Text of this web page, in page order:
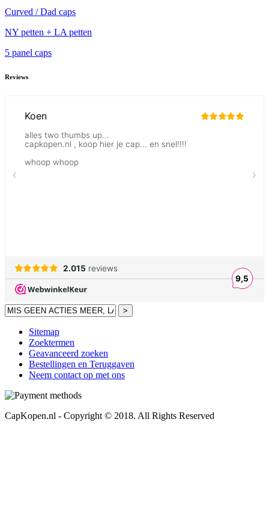
Curved / Dad caps
NY petten + LA petten
5 panel caps
Reviews
>
Sitemap
Zoektermen
Geavanceerd zoeken
Bestellingen en Teruggaven
Neem contact op met ons
CapKopen.nl - Copyright © 2018. All Rights Reserved